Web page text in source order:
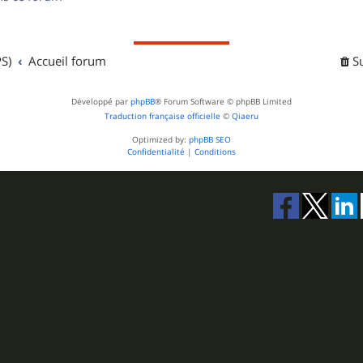
Accueil forum
Développé par phpBB® Forum Software © phpBB Limited
Traduction française officielle © Qiaeru
Optimized by: phpBB SEO
Confidentialité | Conditions